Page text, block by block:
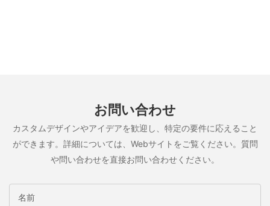
お問い合わせ
カスタムデザインやアイデアを歓迎し、特定の要件に応えること
ができます。詳細については、Webサイトをご覧ください。質問
や問い合わせを直接お問い合わせください。
名前